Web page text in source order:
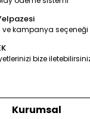
ve kampanya seçeneği
bize
Kurumsal